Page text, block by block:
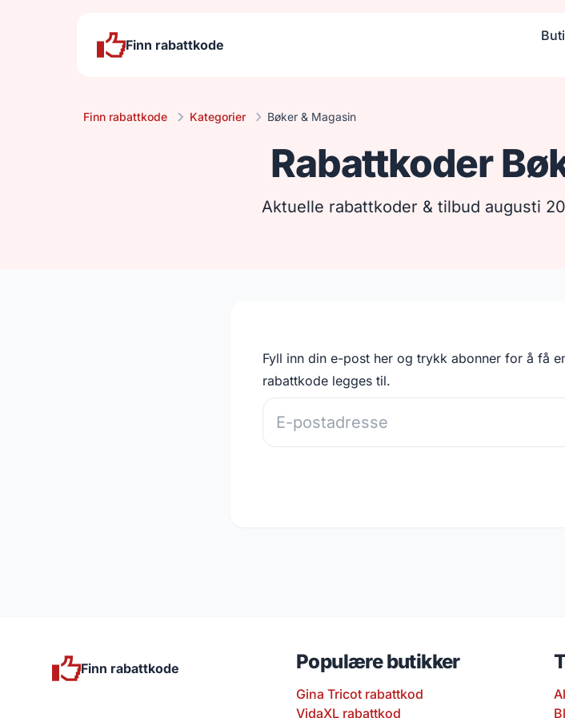
Finn rabattkode
Finn rabattkode Kategorier Bøker & Magasin
Rabattkoder
Aktuelle rabattkoder & tilbud augusti
Fyll inn din e-post her og trykk abonner for å få
rabattkode legges til.
Finn rabattkode Populære butikker
Gina Tricot rabattkod
VidaXL rabattkod